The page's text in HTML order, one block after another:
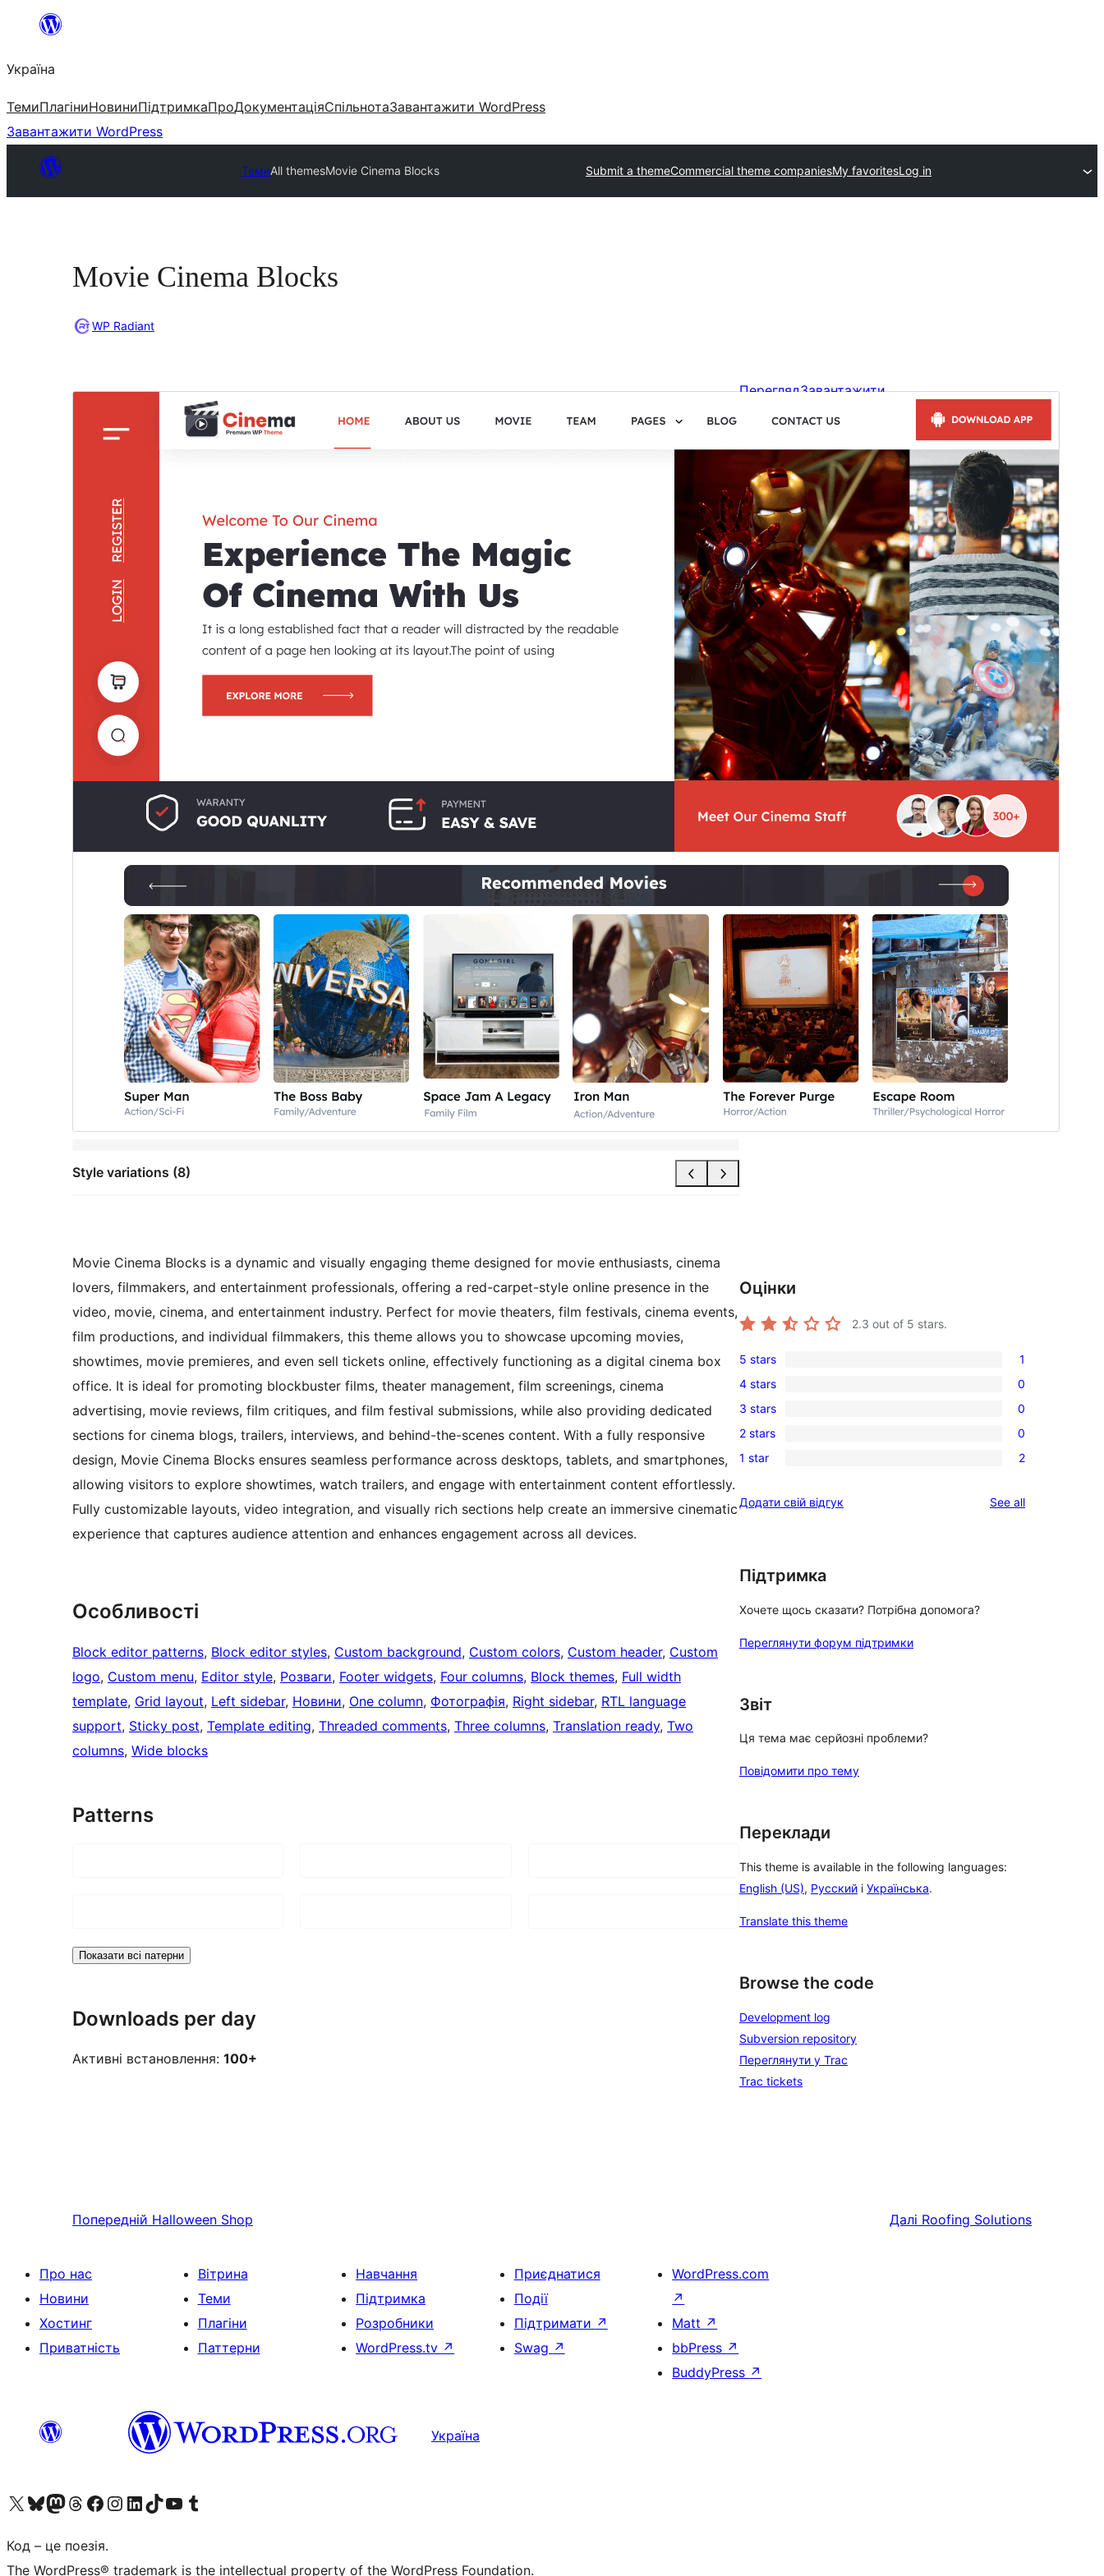
Перейти
вмісту
Україна
ТемиПлагіниНовиниПідтримкаПроДокументаціяСпільнотаЗавантажити WordPress
Завантажити WordPress
ТемиAll themesMovie Cinema Blocks Submit a themeCommercial theme companiesMy favoritesLog in
Movie Cinema Blocks
WP Radiant
Style variations (8)
ПереглядЗавантажити
Версія
1.5.4
15 Липня, 2026
Active installations
100+
WordPress version
6.0
PHP version
7.2
Theme homepage
Movie Cinema Blocks is a dynamic and visually engaging theme designed for movie enthusiasts, cinema
lovers, filmmakers, and entertainment professionals, offering a red-carpet-style online presence in the
video, movie, cinema, and entertainment industry. Perfect for movie theaters, film festivals, cinema events,
film productions, and individual filmmakers, this theme allows you to showcase upcoming movies,
showtimes, movie premieres, and even sell tickets online, effectively functioning as a digital cinema box
office. It is ideal for promoting blockbuster films, theater management, film screenings, cinema
advertising, movie reviews, film critiques, and film festival submissions, while also providing dedicated
sections for cinema blogs, trailers, interviews, and behind-the-scenes content. With a fully responsive
design, Movie Cinema Blocks ensures seamless performance across desktops, tablets, and smartphones,
allowing visitors to explore showtimes, watch trailers, and engage with entertainment content effortlessly.
Fully customizable layouts, video integration, and visually rich sections help create an immersive cinematic
experience that captures audience attention and enhances engagement across all devices.
Особливості
Block editor patterns, Block editor styles, Custom background, Custom colors, Custom header, Custom
logo, Custom menu, Editor style, Розваги, Footer widgets, Four columns, Block themes, Full width
template, Grid layout, Left sidebar, Новини, One column, Фотографія, Right sidebar, RTL language
support, Sticky post, Template editing, Threaded comments, Three columns, Translation ready, Two
columns, Wide blocks
Patterns
Показати всі патерни
Downloads per day
Активні встановлення: 100+
Оцінки
2.3 out of 5 stars.
5-
star
review
5 stars 1
4-
star
reviews
4 stars 0
0
3-
star
3 stars 0
2-
reviews
2 stars 0
star
1 star 2
Додати свій відгук See allreviews
Підтримка
Хочете щось сказати? Потрібна допомога?
Переглянути форум підтримки
Звіт
Ця тема має серйозні проблеми?
Повідомити про тему
Переклади
This theme is available in the following languages:
English (US), Русский і Українська.
Translate this theme
Browse the code
Development log
Subversion repository
Переглянути у Trac
Trac tickets
Попередній Halloween Shop Далі Roofing Solutions
Про нас
Новини
Хостинг
Приватність
Вітрина
Теми
Плагіни
Паттерни
Навчання
Підтримка
Розробники
WordPress.tv ↗
Приєднатися
Події
Підтримати ↗
Swag ↗
WordPress.com
↗
Matt ↗
bbPress ↗
BuddyPress ↗
Україна
Visit our X (formerly Twitter) account
Visit our Bluesky account
Завітайте до нашої стрічки в Mastodon
Visit our Threads account
Завітайте на нашу сторінку в Facebook
Visit our Instagram account
Visit our LinkedIn account
Visit our TikTok account
Visit our YouTube channel
Visit our Tumblr account
Код – це поезія.
The WordPress® trademark is the intellectual property of the WordPress Foundation.